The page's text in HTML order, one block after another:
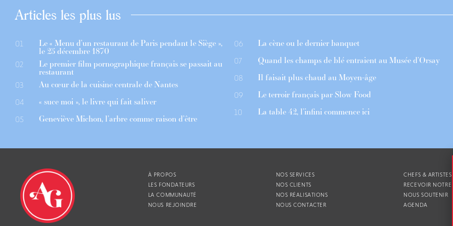
Articles les plus lus
01 Le « Menu d’un restaurant de Paris pendant le Siège »,
le 25 décembre 1870
02 Le premier film pornographique français se passait au
restaurant
03 Au cœur de la cuisine centrale de Nantes
04 « suce moi », le livre qui fait saliver
05 Geneviève Michon, l’arbre comme raison d’être
06 La cène ou le dernier banquet
07 Quand les champs de blé entraient au Musée d’Orsay
08 Il faisait plus chaud au Moyen-âge
09 Le terroir français par Slow Food
10 La table 42, l’infini commence ici
À PROPOS
LES FONDATEURS
LA COMMUNAUTÉ
NOUS REJOINDRE
NOS SERVICES
NOS CLIENTS
NOS RÉALISATIONS
NOUS CONTACTER
CHEFS & ARTISTES
RECEVOIR NOTRE
NOUS SOUTENIR
AGENDA